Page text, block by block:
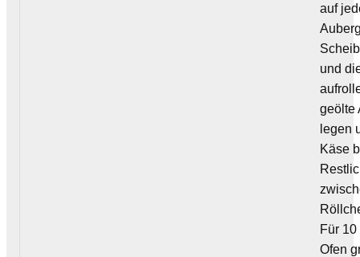
auf
und
geölte
legen
Käse
Für
Ofen